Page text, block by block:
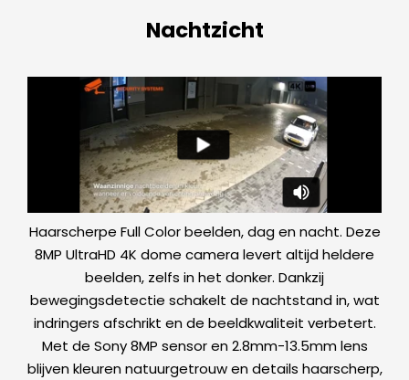
Nachtzicht
Haarscherpe Full Color beelden, dag en nacht. Deze
8MP UltraHD 4K dome camera levert altijd heldere
beelden, zelfs in het donker. Dankzij
bewegingsdetectie schakelt de nachtstand in, wat
indringers afschrikt en de beeldkwaliteit verbetert.
Met de Sony 8MP sensor en 2.8mm-13.5mm lens
blijven kleuren natuurgetrouw en details haarscherp,